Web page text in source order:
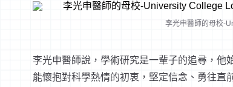
李光申醫師的母校-
李光申醫師說，學術研究是一輩子的追尋，他
能懷抱對科學熱情的初衷，堅定信念、勇往直